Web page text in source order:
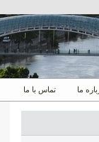
ما تماس با ما